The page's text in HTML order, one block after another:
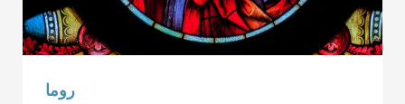
روما